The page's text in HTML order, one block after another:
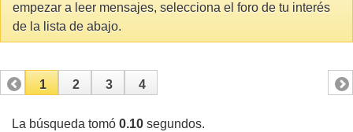
empezar a leer mensajes, selecciona el foro de tu interés
de la lista de abajo.
1 2 3 4
La búsqueda tomó 0.10 segundos.